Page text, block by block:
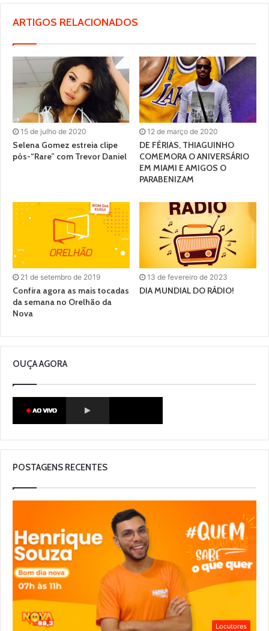
ARTIGOS RELACIONADOS
15 de julho de 2020
Selena Gomez estreia clipe
pós-“Rare” com Trevor Daniel
12 de março de 2020
DE FÉRIAS, THIAGUINHO
COMEMORA O ANIVERSÁRIO
EM MIAMI E AMIGOS O
PARABENIZAM
21 de setembro de 2019
Confira agora as mais tocadas
da semana no Orelhão da
Nova
13 de fevereiro de 2023
DIA MUNDIAL DO RÁDIO!
OUÇA AGORA
POSTAGENS RECENTES
Locutores